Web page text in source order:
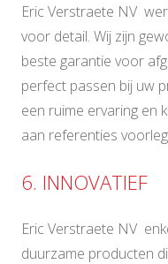
Eric Verstraete NV
voor detail. Wij zijn
beste garantie voor
perfect passen bij uw
een ruime ervaring en
aan referenties
6. INNOVATIEF
Eric Verstraete NV
duurzame producten